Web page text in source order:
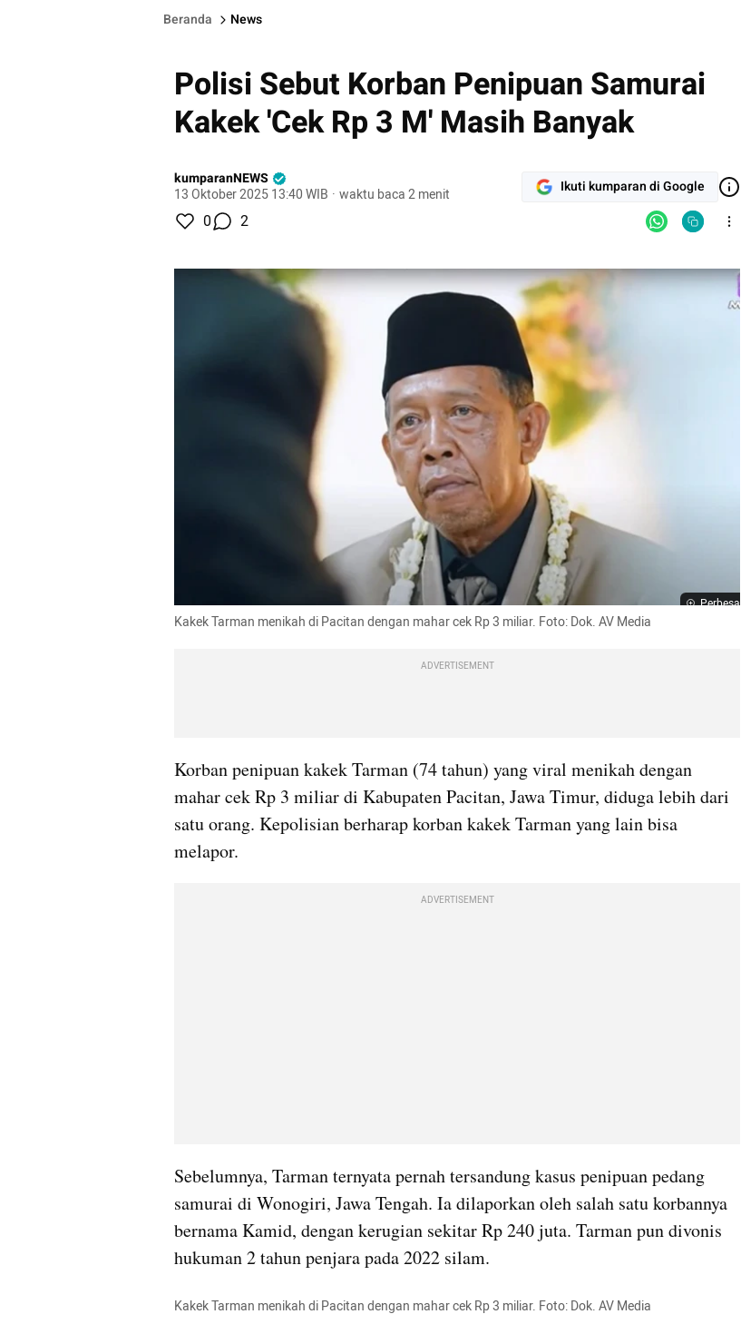
Beranda News
Polisi Sebut Korban Penipuan Samurai
Kakek 'Cek Rp 3 M' Masih Banyak
kumparanNEWS
13 Oktober 2025 13:40 WIB · waktu baca 2 menit Ikuti kumparan di Google
0 2
Perbesar
Kakek Tarman menikah di Pacitan dengan mahar cek Rp 3 miliar. Foto: Dok. AV Media
ADVERTISEMENT
Korban penipuan kakek Tarman (74 tahun) yang viral menikah dengan
mahar cek Rp 3 miliar di Kabupaten Pacitan, Jawa Timur, diduga lebih dari
satu orang. Kepolisian berharap korban kakek Tarman yang lain bisa
melapor.
ADVERTISEMENT
Sebelumnya, Tarman ternyata pernah tersandung kasus penipuan pedang
samurai di Wonogiri, Jawa Tengah. Ia dilaporkan oleh salah satu korbannya
bernama Kamid, dengan kerugian sekitar Rp 240 juta. Tarman pun divonis
hukuman 2 tahun penjara pada 2022 silam.
Kakek Tarman menikah di Pacitan dengan mahar cek Rp 3 miliar. Foto: Dok. AV Media